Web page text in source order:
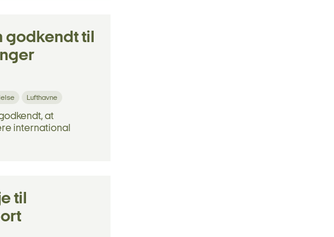
godkendt til
Lufthavne
at
international
til